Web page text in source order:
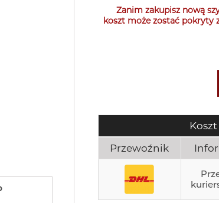
Zanim zakupisz nową
koszt może zostać pokryty
Koszt
Przewoźnik